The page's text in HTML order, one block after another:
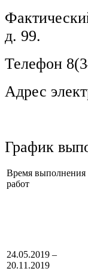
д. 99.
Телефон
Адрес
График
Время выполнения
работ
24.05.2019 –
20.11.2019